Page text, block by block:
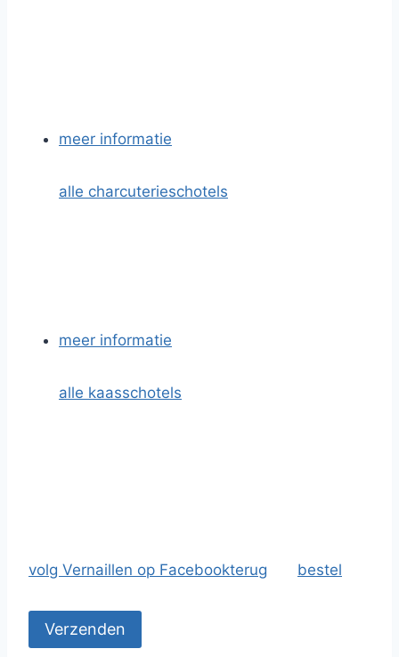
meer informatie
alle charcuterieschotels
meer informatie
alle kaasschotels
volg Vernaillen op Facebookterug bestel